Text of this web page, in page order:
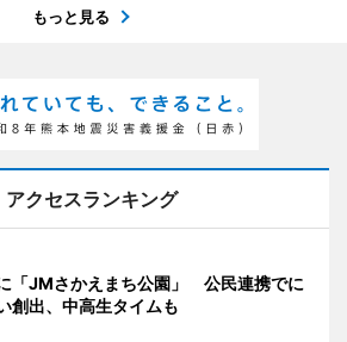
もっと見る
アクセスランキング
「JMさかえまち公園」 公民連携でに
創出、中高生タイムも